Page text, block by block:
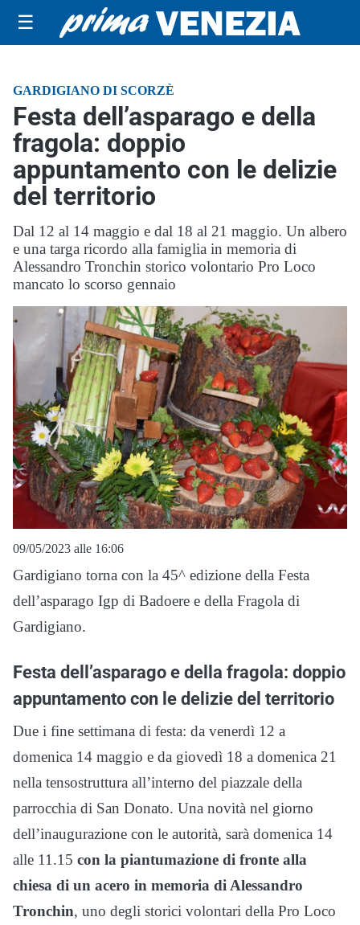
☰
GARDIGIANO DI SCORZÈ
Festa dell’asparago e della
fragola: doppio
appuntamento con le delizie
del territorio
Dal 12 al 14 maggio e dal 18 al 21 maggio. Un albero
e una targa ricordo alla famiglia in memoria di
Alessandro Tronchin storico volontario Pro Loco
mancato lo scorso gennaio
09/05/2023 alle 16:06
Gardigiano torna con la 45^ edizione della Festa
dell’asparago Igp di Badoere e della Fragola di
Gardigiano.
Festa dell’asparago e della fragola: doppio
appuntamento con le delizie del territorio
Due i fine settimana di festa: da venerdì 12 a
domenica 14 maggio e da giovedì 18 a domenica 21
nella tensostruttura all’interno del piazzale della
parrocchia di San Donato. Una novità nel giorno
dell’inaugurazione con le autorità, sarà domenica 14
alle 11.15 con la piantumazione di fronte alla
chiesa di un acero in memoria di Alessandro
Tronchin, uno degli storici volontari della Pro Loco